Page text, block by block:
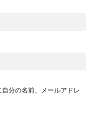
分の名前、メールアドレ